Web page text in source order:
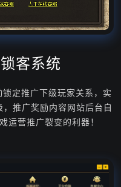
客系统
定推广下级玩家关系，实
推广奖励内容网站后台自
运营推广裂变的利器！